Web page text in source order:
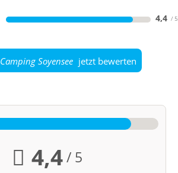
4,4
Camping Soyensee jetzt bewerten
4,4/ 5